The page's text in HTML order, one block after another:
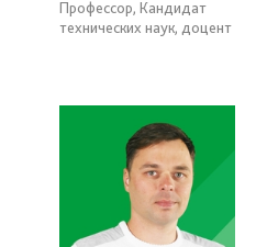
Профессор, Кандидат
технических наук, доцент